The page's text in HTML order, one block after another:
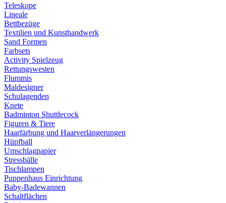
Teleskope
Lineale
Bettbezüge
Textilien und Kunsthandwerk
Sand Formen
Farbsets
Activity Spielzeug
Rettungswesten
Flummis
Maldesigner
Schulagenden
Knete
Badminton Shuttlecock
Figuren & Tiere
Haarfärbung und Haarverlängerungen
Hüpfball
Umschlagpapier
Stressbälle
Tischlampen
Puppenhaus Einrichtung
Baby-Badewannen
Schaltflächen